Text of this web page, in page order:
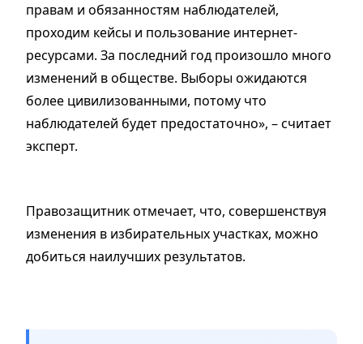
правам и обязанностям наблюдателей,
проходим кейсы и пользование интернет-
ресурсами. За последний год произошло много
изменений в обществе. Выборы ожидаются
более цивилизованными, потому что
наблюдателей будет предостаточно», – считает
эксперт.
Правозащитник отмечает, что, совершенствуя
изменения в избирательных участках, можно
добиться наилучших результатов.